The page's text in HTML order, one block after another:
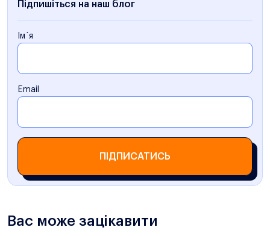
Підпишіться на наш блог
Ім´я
Email
ПІДПИСАТИСЬ
Вас може зацікавити